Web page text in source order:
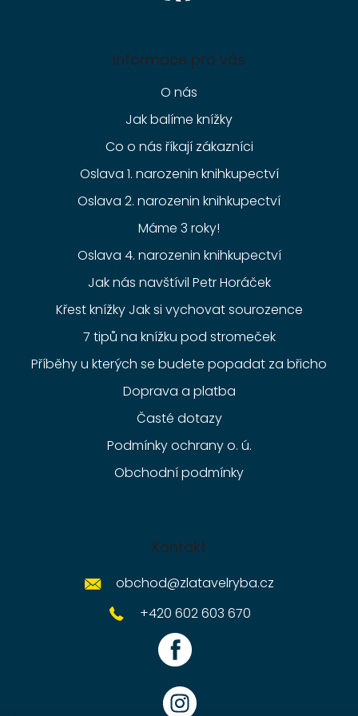
Informace pro vás
O nás
Jak balíme knížky
Co o nás říkají zákazníci
Oslava 1. narozenin knihkupectví
Oslava 2. narozenin knihkupectví
Máme 3 roky!
Oslava 4. narozenin knihkupectví
Jak nás navštívil Petr Horáček
Křest knížky Jak si vychovat sourozence
7 tipů na knížku pod stromeček
Příběhy u kterých se budete popadat za břicho
Doprava a platba
Časté dotazy
Podmínky ochrany o. ú.
Obchodní podmínky
Kontakt
obchod@zlatavelryba.cz
+420 602 603 670